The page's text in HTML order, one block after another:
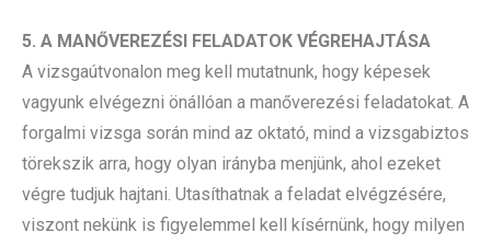
5. A MANŐVEREZÉSI FELADATOK VÉGREHAJTÁSA
A vizsgaútvonalon meg kell mutatnunk, hogy képesek
vagyunk elvégezni önállóan a manőverezési feladatokat. A
forgalmi vizsga során mind az oktató, mind a vizsgabiztos
törekszik arra, hogy olyan irányba menjünk, ahol ezeket
végre tudjuk hajtani. Utasíthatnak a feladat elvégzésére,
viszont nekünk is figyelemmel kell kísérnünk, hogy milyen